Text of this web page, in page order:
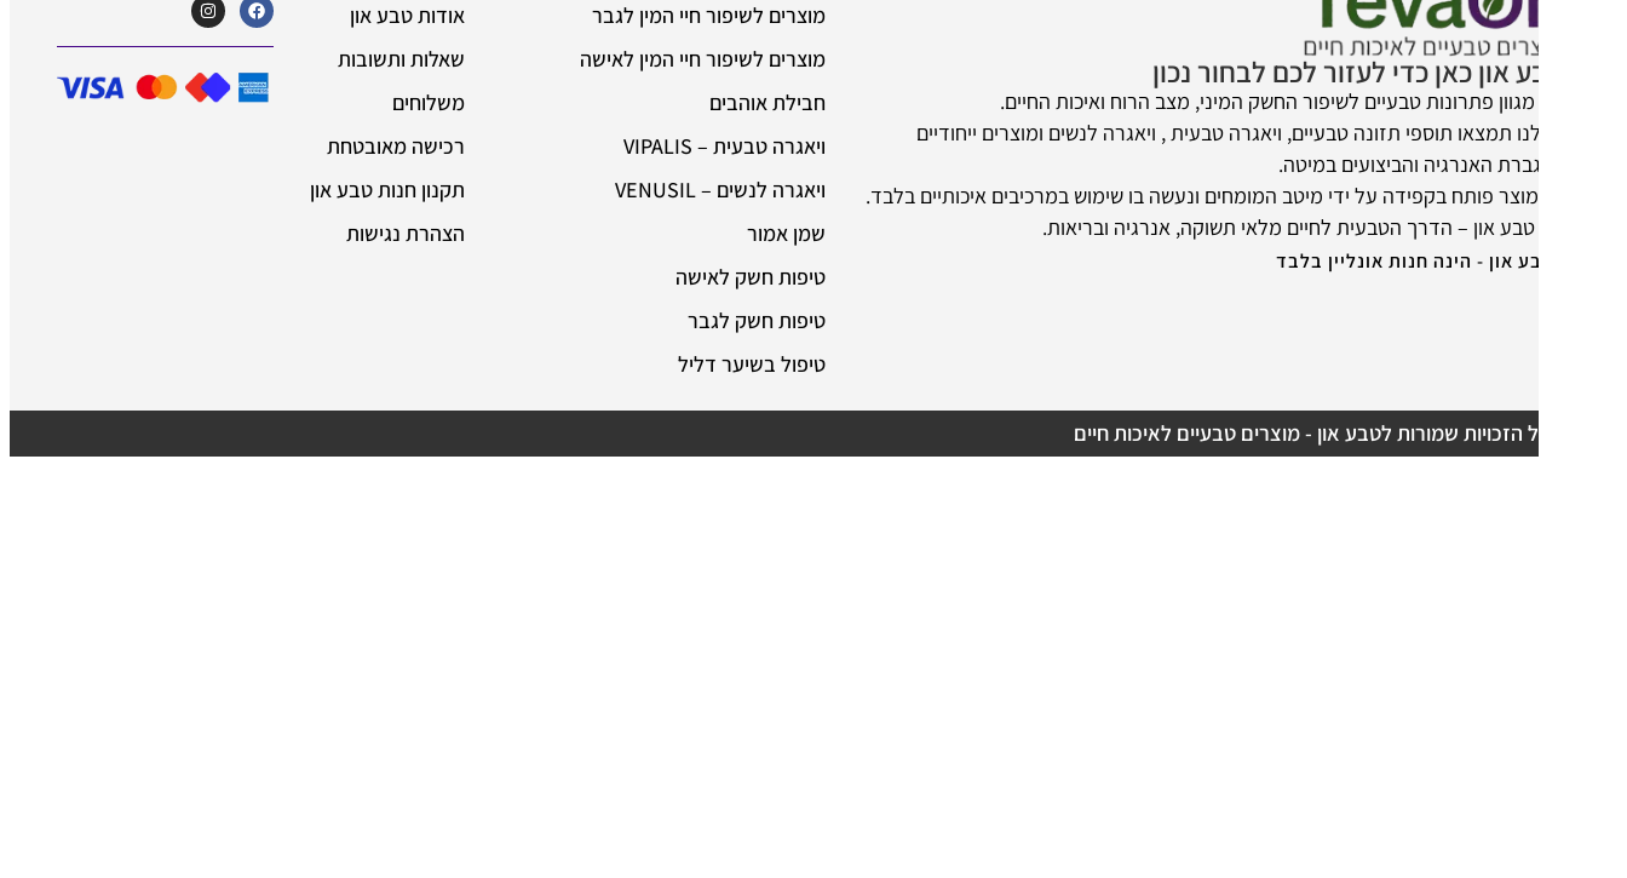
און כאן כדי לעזור לכם לבחור נכון
פתרונות טבעיים לשיפור החשק המיני, מצב הרוח ואיכות החיים.
תמצאו תוספי תזונה טבעיים, ויאגרה טבעית , ויאגרה לנשים ומוצרים ייחודיים
האנרגיה והביצועים במיטה.
פותח בקפידה על ידי מיטב המומחים ונעשה בו שימוש במרכיבים איכותיים בלבד.
און – הדרך הטבעית לחיים מלאי תשוקה, אנרגיה ובריאות.
און - הינה חנות אונליין בלבד
מוצרים לשיפור חיי המין לגבר
מוצרים לשיפור חיי המין לאישה
חבילת אוהבים
ויאגרה טבעית – VIPALIS
ויאגרה לנשים – VENUSIL
טיפות חשק לאישה
טיפות חשק לגבר
טיפול בשיער דליל
אודות טבע און
שאלות ותשובות
רכישה מאובטחת
תקנון חנות טבע און
הצהרת נגישות
הזכויות שמורות לטבע און - מוצרים טבעיים לאיכות חיים